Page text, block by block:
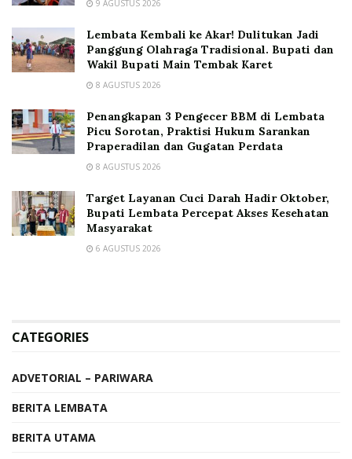
9 AGUSTUS 2026
Lembata Kembali ke Akar! Dulitukan Jadi
Panggung Olahraga Tradisional. Bupati dan
Wakil Bupati Main Tembak Karet
8 AGUSTUS 2026
Penangkapan 3 Pengecer BBM di Lembata
Picu Sorotan, Praktisi Hukum Sarankan
Praperadilan dan Gugatan Perdata
8 AGUSTUS 2026
Target Layanan Cuci Darah Hadir Oktober,
Bupati Lembata Percepat Akses Kesehatan
Masyarakat
6 AGUSTUS 2026
CATEGORIES
ADVETORIAL – PARIWARA
BERITA LEMBATA
BERITA UTAMA